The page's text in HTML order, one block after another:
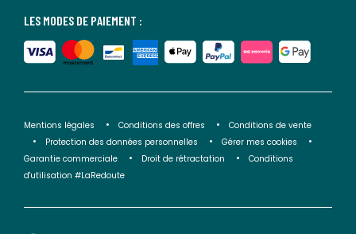
LES MODES DE PAIEMENT :
Mentions légales Conditions des offres
Conditions de vente
Protection des données personnelles
Gérer mes cookies
Garantie commerciale
Droit de rétractation
Conditions
d'utilisation #LaRedoute